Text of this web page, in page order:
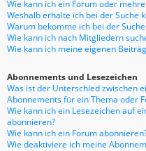
Wie kann ich ein Forum oder
Weshalb erhalte ich bei der Suche
Warum bekomme ich bei der
Wie kann ich nach Mitgliedern
Wie kann ich meine eigenen
Abonnements und Lesezeichen
Was ist der Unterschied zwischen
Abonnements für ein Thema oder
Wie kann ich ein Lesezeichen auf
abonnieren?
Wie kann ich ein Forum
Wie deaktiviere ich meine